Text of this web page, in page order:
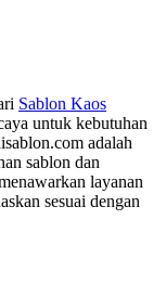
Sablon Kaos
untuk kebutuhan
adalah
sablon dan
layanan
sesuai dengan